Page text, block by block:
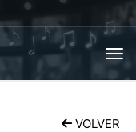
VOLVER